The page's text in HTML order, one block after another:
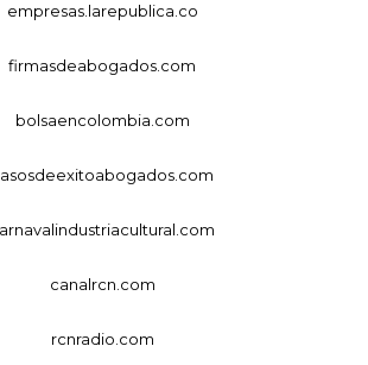
empresas.larepublica.co
firmasdeabogados.com
bolsaencolombia.com
canalrcn.com
rcnradio.com